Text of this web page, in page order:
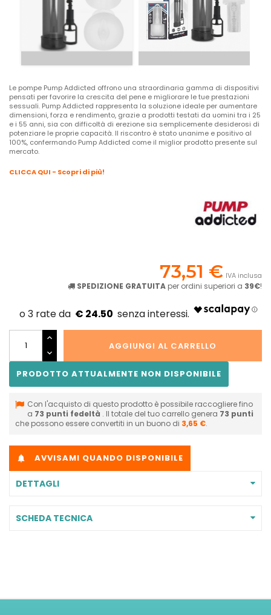
Le pompe Pump Addicted offrono una straordinaria gamma di dispositivi
pensati per favorire la crescita del pene e migliorare le tue prestazioni
sessuali. Pump Addicted rappresenta la soluzione ideale per aumentare
dimensioni, forza e rendimento, grazie a prodotti testati da uomini tra i 25
e i 55 anni, sia con difficoltà di erezione sia semplicemente desiderosi di
potenziare le proprie capacità. Il riscontro è stato unanime e positivo al
100%, confermando Pump Addicted come il miglior prodotto presente sul
mercato.
CLICCA QUI - Scopri di più!
73,51 € IVA inclusa
SPEDIZIONE GRATUITA per ordini superiori a 39€!
€ 24.50
AGGIUNGI AL CARRELLO
PRODOTTO ATTUALMENTE NON DISPONIBILE
Con l'acquisto di questo prodotto è possibile raccogliere fino
a 73 punti fedeltà . Il totale del tuo carrello genera 73 punti
che possono essere convertiti in un buono di 3,65 €.
 AVVISAMI QUANDO DISPONIBILE
DETTAGLI
SCHEDA TECNICA